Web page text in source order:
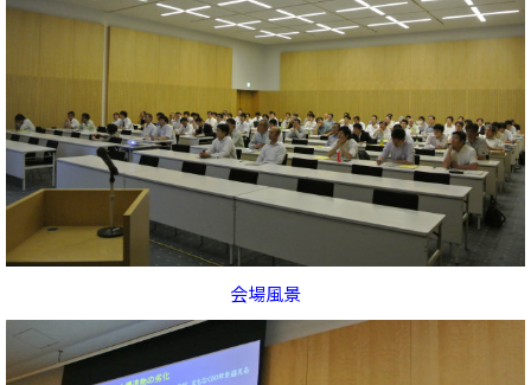
会場風景